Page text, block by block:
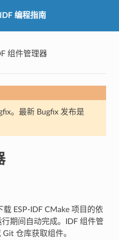
IDF 编程指南
组件管理器
。最新 Bugfix 发布是
载 ESP-IDF CMake 项目的依
期间自动完成。IDF 组件管
Git 仓库获取组件。